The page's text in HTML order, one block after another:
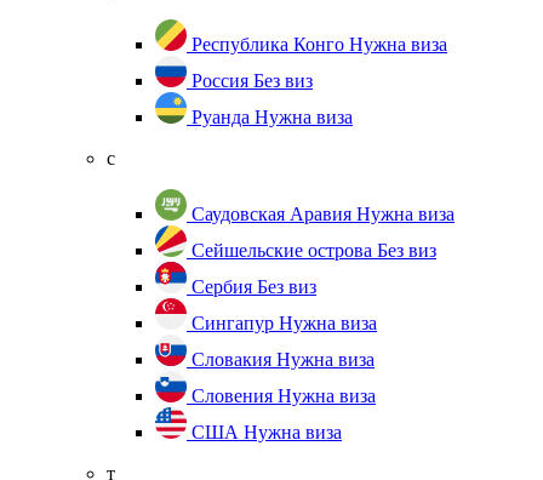
Республика Конго Нужна виза
Россия Без виз
Руанда Нужна виза
с
Саудовская Аравия Нужна виза
Сейшельские острова Без виз
Сербия Без виз
Сингапур Нужна виза
Словакия Нужна виза
Словения Нужна виза
США Нужна виза
т